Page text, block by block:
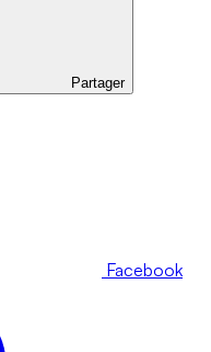
Partager
Facebook